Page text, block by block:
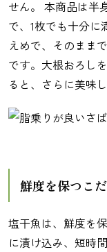
せん。 本商品は半
で、1枚でも十分
えめで、そのまま
です。大根おろし
ると、さらに美味
鮮度を保つこ
塩干魚は、鮮度を
に漬け込み、短時